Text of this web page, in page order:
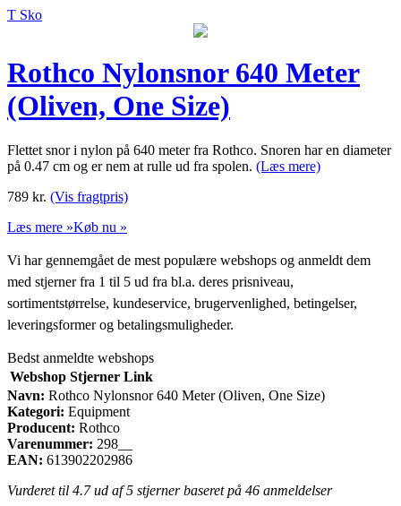
T Sko
Rothco Nylonsnor 640 Meter
(Oliven, One Size)
Flettet snor i nylon på 640 meter fra Rothco. Snoren har en diameter
på 0.47 cm og er nem at rulle ud fra spolen. (Læs mere)
789 kr. (Vis fragtpris)
Læs mere »Køb nu »
Vi har gennemgået de mest populære webshops og anmeldt dem
med stjerner fra 1 til 5 ud fra bl.a. deres prisniveau,
sortimentstørrelse, kundeservice, brugervenlighed, betingelser,
leveringsformer og betalingsmuligheder.
Bedst anmeldte webshops
Webshop Stjerner Link
Navn: Rothco Nylonsnor 640 Meter (Oliven, One Size)
Kategori: Equipment
Producent: Rothco
Varenummer: 298__
EAN: 613902202986
Vurderet til 4.7ud af 5 stjerner baseret på 46 anmeldelser